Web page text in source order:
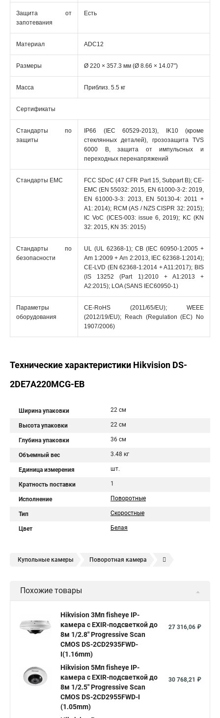
Защита от
запотевания
Есть
Материал ADC12
Размеры Ø 220 × 357.3 мм (Ø 8.66 × 14.07″)
Масса Приблиз. 5.5 кг
Сертификаты
Стандарты по
защиты
IP66 (IEC 60529-2013), IK10 (кроме
стеклянных деталей), грозозащита TVS
6000 В, защита от импульсных и
переходных перенапряжений
Стандарты EMC
FCC SDoC (47 CFR Part 15, Subpart B); CE-
EMC (EN 55032: 2015, EN 61000-3-2: 2019,
EN 61000-3-3: 2013, EN 50130-4: 2011 +
A1: 2014); RCM (AS / NZS CISPR 32: 2015);
IC VoC (ICES-003: issue 6, 2019); KC (KN
32: 2015, KN 35: 2015)
Стандарты по
безопасности
UL (UL 62368-1); CB (IEC 60950-1:2005 +
Am 1:2009 + Am 2:2013, IEC 62368-1:2014);
CE-LVD (EN 62368-1:2014 + A11:2017); BIS
(IS 13252 (Part 1):2010 + A1:2013 +
A2:2015); LOA (SANS IEC60950-1)
Параметры
оборудования
CE-RoHS (2011/65/EU); WEEE
(2012/19/EU); Reach (Regulation (EC) No
1907/2006)
Технические характеристики Hikvision DS-
2DE7A220MCG-EB
Ширина упаковки 22 см
Высота упаковки 22 см
Глубина упаковки 36 см
Объемный вес 3.48 кг
Единица измерения шт.
Кратность поставки 1
Исполнение Поворотные
Тип Скоростные
Цвет Белая
Купольные камеры Поворотная камера
Камера видеонаблюдения hikvision
Hikvision купить Hikvision уличная ip камера
Hikvision poe
Hikvision 2 8 mm Hikvision camera Hikvision 2cd1148 i b
Видеонаблюдение Ip видеокамеры
Hikvision 2cd2142fwd
Похожие товары
Hikvision 3Мп fisheye IP-
камера c EXIR-подсветкой до
8м 1/2.8" Progressive Scan
CMOS DS-2CD2935FWD-
I(1.16mm)
27 316,06 ₽
Hikvision 5Мп fisheye IP-
камера c EXIR-подсветкой до
8м 1/2.5" Progressive Scan
CMOS DS-2CD2955FWD-I
(1.05mm)
30 768,21 ₽